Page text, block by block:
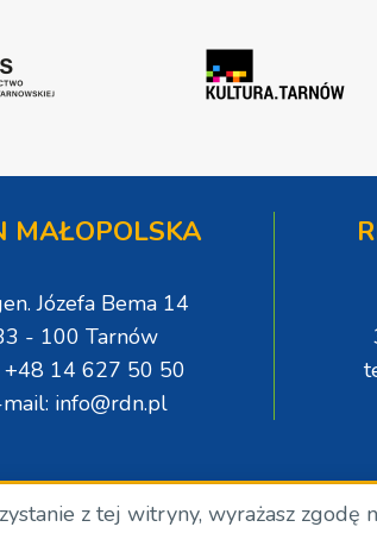
MAŁOPOLSKA
Józefa Bema 14
- 100 Tarnów
+48 14 627 50 50
info@rdn.pl
z tej witryny, wyrażasz zgodę